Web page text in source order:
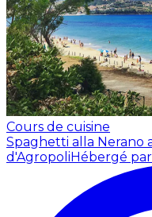
Cours de cuisine
Spaghetti alla Nerano
d'Agropoli Hébergé